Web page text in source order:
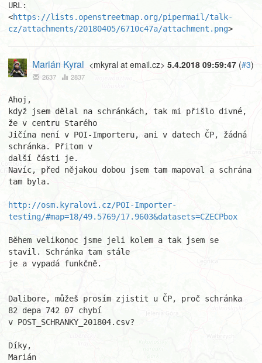
URL:
<https://lists.openstreetmap.org/pipermail/talk-
cz/attachments/20180405/6710c47a/attachment.png>
5.4.2018 09:59:47 (#3)
Marián Kyral <mkyral at email.cz>
2637 2837
Ahoj,
když jsem dělal na schránkách, tak mi přišlo divné,
že v centru Starého
Jičína není v POI-Importeru, ani v datech ČP, žádná
schránka. Přitom v
další části je.
Navíc, před nějakou dobou jsem tam mapoval a schrána
tam byla.
http://osm.kyralovi.cz/POI-Importer-
testing/#map=18/49.5769/17.9603&datasets=CZECPbox
Během velikonoc jsme jeli kolem a tak jsem se
stavil. Schránka tam stále
je a vypadá funkčně.
Dalibore, můžeš prosím zjistit u ČP, proč schránka
82 depa 742 07 chybí
v POST_SCHRANKY_201804.csv?
Díky,
Marián